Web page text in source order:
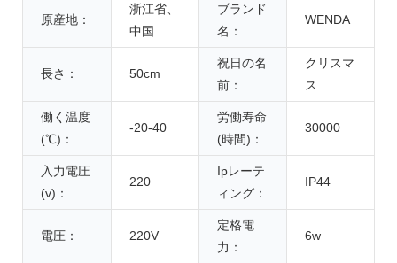
原産地：
浙江省、
中国
ブランド
名：
WENDA
長さ： 50cm
祝日の名
前：
クリスマ
ス
働く温度
(℃)：
-20-40
労働寿命
(時間)：
30000
入力電圧
(v)：
220
Ipレーテ
ィング：
IP44
電圧： 220V
定格電
力：
6w